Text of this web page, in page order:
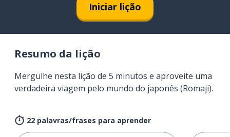
Iniciar lição
Resumo da lição
Mergulhe nesta lição de 5 minutos e aproveite uma
verdadeira viagem pelo mundo do japonês (Romaji).
22 palavras/frases para aprender